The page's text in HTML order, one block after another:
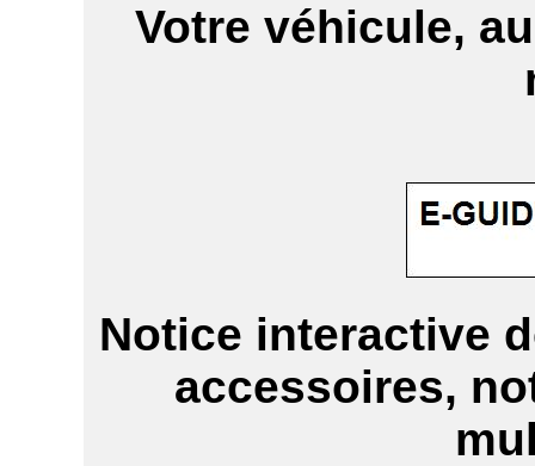
Votre véhicule,
Notice interactive
accessoires,